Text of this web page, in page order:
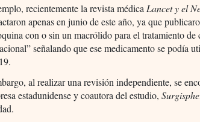
recientemente la revista médicaLancet y el
apenas en junio de este año, ya que
con o sin un macrólido para el tratamiento
señalando que ese medicamento se podía
al realizar una revisión independiente, se
estadunidense y coautora del estudio,